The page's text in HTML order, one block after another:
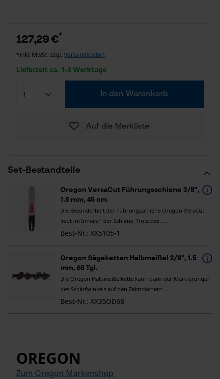
Set-Bestandteile
Oregon VersaCut Führungsschiene 3/8",
1.5 mm, 45 cm
Die Besonderheit der Führungsschiene Oregon VeraCut
liegt im Inneren der Schiene. Trotz des .....
Best-Nr.: XX5105-1
Oregon Sägeketten Halbmeißel 3/8", 1.5
mm, 68 Tgl.
Die Oregon Halbmeißelkette kann dank der Markierungen
des Schärfwinkels auf den Zahndächern .....
Best-Nr.: XX35OD68
127,29 €*
*inkl. MwSt. zzgl. Versandkosten
Lieferzeit ca. 1-3 Werktage
In den Warenkorb
Auf die Merkliste
OREGON
Zum Oregon Markenshop